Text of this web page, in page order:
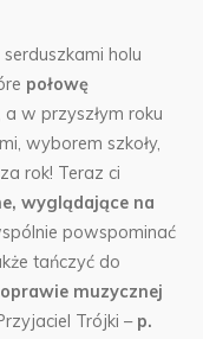
holu
połowę
a w przyszłym roku
wyborem szkoły,
rok! Teraz ci
wyglądające na
powspominać
tańczyć do
oprawie muzycznej
Trójki – p.